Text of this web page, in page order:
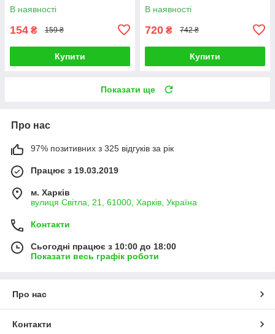
В наявності
154 ₴ 159 ₴
Купити
В наявності
720 ₴ 742 ₴
Купити
Показати ще
Про нас
97% позитивних з 325 відгуків за рік
Працює з 19.03.2019
м. Харків
вулиця Світла, 21, 61000, Харків, Україна
Контакти
Сьогодні працює з 10:00 до 18:00
Показати весь графік роботи
Про нас
Контакти